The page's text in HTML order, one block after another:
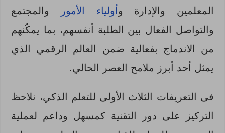
المعلمين والإدارة و أولياء الأمور
والمجتمع
والتواصل الفعال بين الطلبة أنفسهم، بما يمكّنهم
من الاندماج بفعالية ضمن العالم الرقمي الذي
يمثل أحد أبرز ملامح العصر الحالي.
فى التعريفات الثلاث الأولى للتعلم الذكي، نلاحظ
التركيز على دور التقنية كمسهل وداعم لعملية